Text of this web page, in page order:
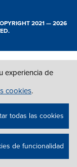
2021 — 2026
experiencia de
cookies.
todas las cookies
de funcionalidad